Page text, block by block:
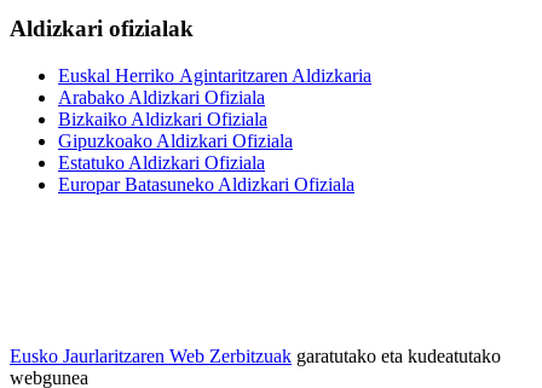
Aldizkari ofizialak
Euskal Herriko Agintaritzaren Aldizkaria
Arabako Aldizkari Ofiziala
Bizkaiko Aldizkari Ofiziala
Gipuzkoako Aldizkari Ofiziala
Estatuko Aldizkari Ofiziala
Europar Batasuneko Aldizkari Ofiziala
Eusko Jaurlaritzaren Web Zerbitzuak garatutako eta kudeatutako
webgunea